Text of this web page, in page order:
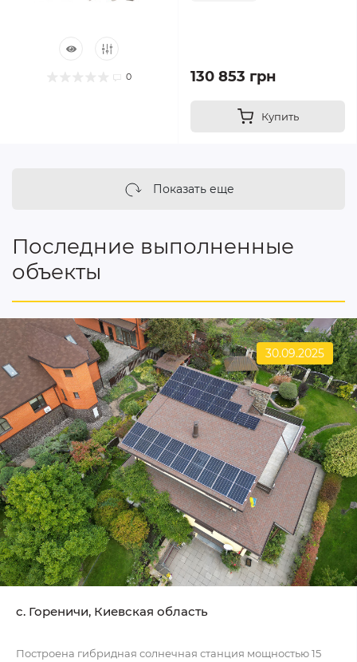
0 130 853 грн
Купить
Показать еще
Последние выполненные
объекты
30.09.2025
c. Гореничи, Киевская область
Построена гибридная солнечная станция мощностью 15